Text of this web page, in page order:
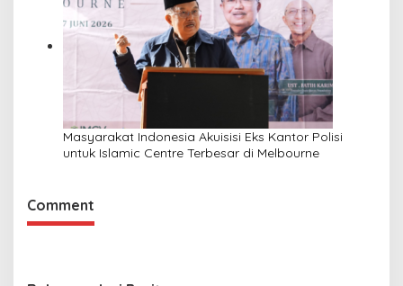
Masyarakat Indonesia Akuisisi Eks Kantor Polisi
untuk Islamic Centre Terbesar di Melbourne
Comment